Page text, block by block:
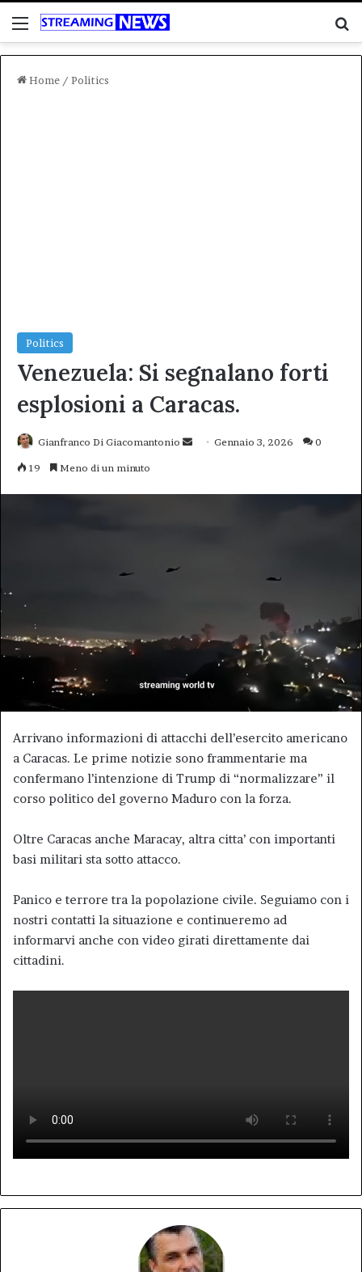
Menu
Home / Politics
Politics
Venezuela: Si segnalano forti
esplosioni a Caracas.
Gianfranco Di Giacomantonio
InviaGennaio 3, 2026 0
19 Meno di un minuto
Arrivano informazioni di attacchi dell’esercito americano
a Caracas. Le prime notizie sono frammentarie ma
confermano l’intenzione di Trump di “normalizzare” il
corso politico del governo Maduro con la forza.
Oltre Caracas anche Maracay, altra citta’ con importanti
basi militari sta sotto attacco.
Panico e terrore tra la popolazione civile. Seguiamo con i
nostri contatti la situazione e continueremo ad
informarvi anche con video girati direttamente dai
cittadini.